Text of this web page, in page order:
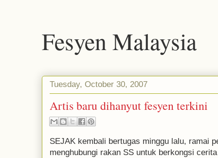
Fesyen Malaysia
Tuesday, October 30, 2007
Artis baru dihanyut fesyen terkini
SEJAK kembali bertugas minggu lalu, ramai
menghubungi rakan SS untuk berkongsi